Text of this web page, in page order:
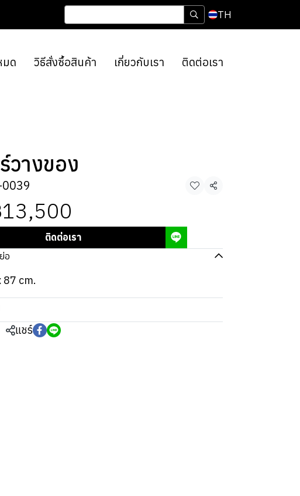
TH
มด วิธีสั่งซื้อสินค้า เกี่ยวกับเรา ติดต่อเรา
วางของ
0039 แชร์
ติดต่อเรา
อ
87 cm.
แชร์